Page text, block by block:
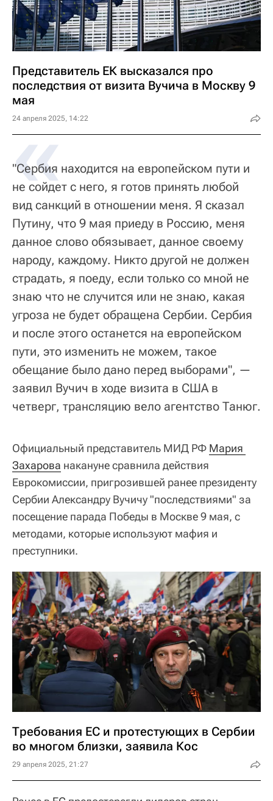
Представитель ЕК высказался про
последствия от визита Вучича в Москву 9
мая
24 апреля 2025, 14:22
«
"Сербия находится на европейском пути и
не сойдет с него, я готов принять любой
вид санкций в отношении меня. Я сказал
Путину, что 9 мая приеду в Россию, меня
данное слово обязывает, данное своему
народу, каждому. Никто другой не должен
страдать, я поеду, если только со мной не
знаю что не случится или не знаю, какая
угроза не будет обращена Сербии. Сербия
и после этого останется на европейском
пути, это изменить не можем, такое
обещание было дано перед выборами", —
заявил Вучич в ходе визита в США в
четверг, трансляцию вело агентство Танюг.
Официальный представитель МИД РФ Мария
Захарова накануне сравнила действия
Еврокомиссии, пригрозившей ранее президенту
Сербии Александру Вучичу "последствиями" за
посещение парада Победы в Москве 9 мая, с
методами, которые используют мафия и
преступники.
Требования ЕС и протестующих в Сербии
во многом близки, заявила Кос
29 апреля 2025, 21:27